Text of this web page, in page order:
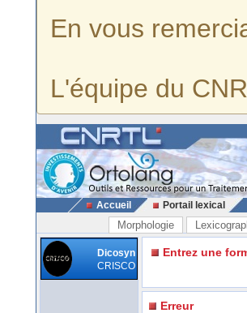
En vous
L'équipe du
Accueil Portail lexical
Morphologie
Dicosyn
CRISCO
Entrez une
Erreur